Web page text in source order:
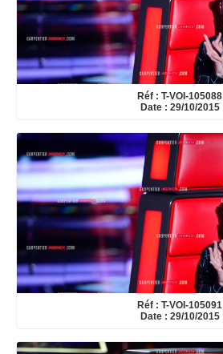
Réf : T-VOI-105088
Date : 29/10/2015
Réf : T-VOI-105091
Date : 29/10/2015